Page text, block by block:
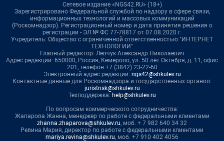
Сетевое издание «NGS42.RU» (18+)
Зарегистрировано Федеральной службой по надзору в сфере связи,
информационных технологий и массовых коммуникаций
(Роскомнадзор). Регистрационный номер и дата принятия решения о
регистрации - ЭЛ № ФС 77-78817 от 07.08.2020 г.
Учредитель: Общество с ограниченной ответственностью "ИНТЕРНЕТ
ТЕХНОЛОГИИ"
Главный редактор: Левчук Александр Николаевич
Адрес редакции: 650000, Россия, Кемерово, ул. 50 лет Октября, д. 11, офис
201, телефон +7 (3842) 23-22-60
Электронный адрес редакции: ngs42@shkulev.ru
Контактные данные для Роскомнадзора и государственных органов:
juristnsk@shkulev.ru
Техподдержка: help@shkulev.ru
По вопросам коммерческого сотрудничества:
Жапарова Жанна, менеджер по работе с федеральными клиентами
zhanna.zhaparova@shkulev.ru, моб. + 7 982 640 34 32
Ревина Мария, директор по работе с федеральными клиентами
mariya.revina@shkulev.ru, моб. +7 910 402 4056